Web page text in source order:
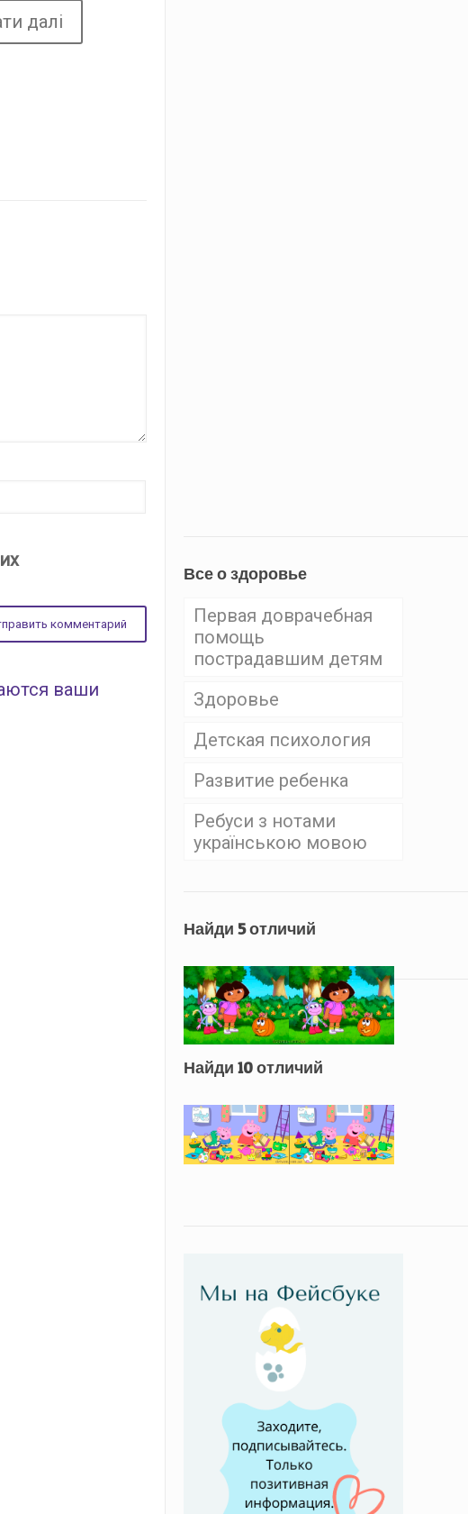
далі
ваши
Все о здоровье
Первая доврачебная
помощь
пострадавшим детям
Здоровье
Детская психология
Развитие ребенка
Ребуси з нотами
українською мовою
Найди 5 отличий
Найди 10 отличий